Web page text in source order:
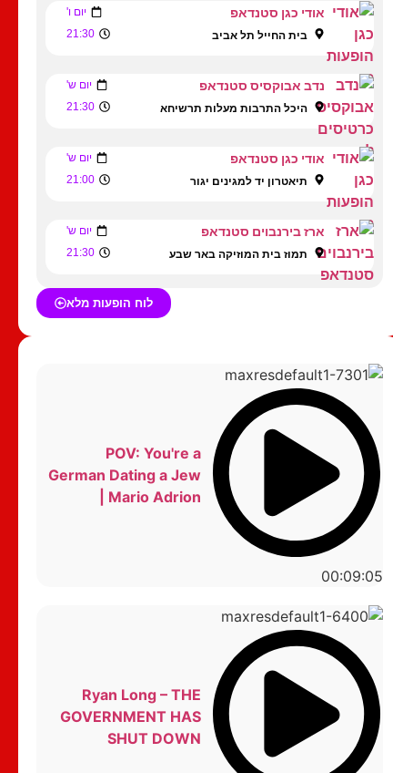
אודי כגן סטנדאפ יום ו'
בית החייל תל אביב 21:30
נדב אבוקסיס סטנדאפ יום ש'
היכל התרבות מעלות תרשיחא 21:30
אודי כגן סטנדאפ יום ש'
תיאטרון יד למגינים יגור 21:00
ארז בירנבוים סטנדאפ יום ש'
תמוז בית המוזיקה באר שבע 21:30
לוח הופעות מלא
00:09:05
POV: You're a
German Dating a Jew
| Mario Adrion
Ryan Long – THE
GOVERNMENT HAS
SHUT DOWN